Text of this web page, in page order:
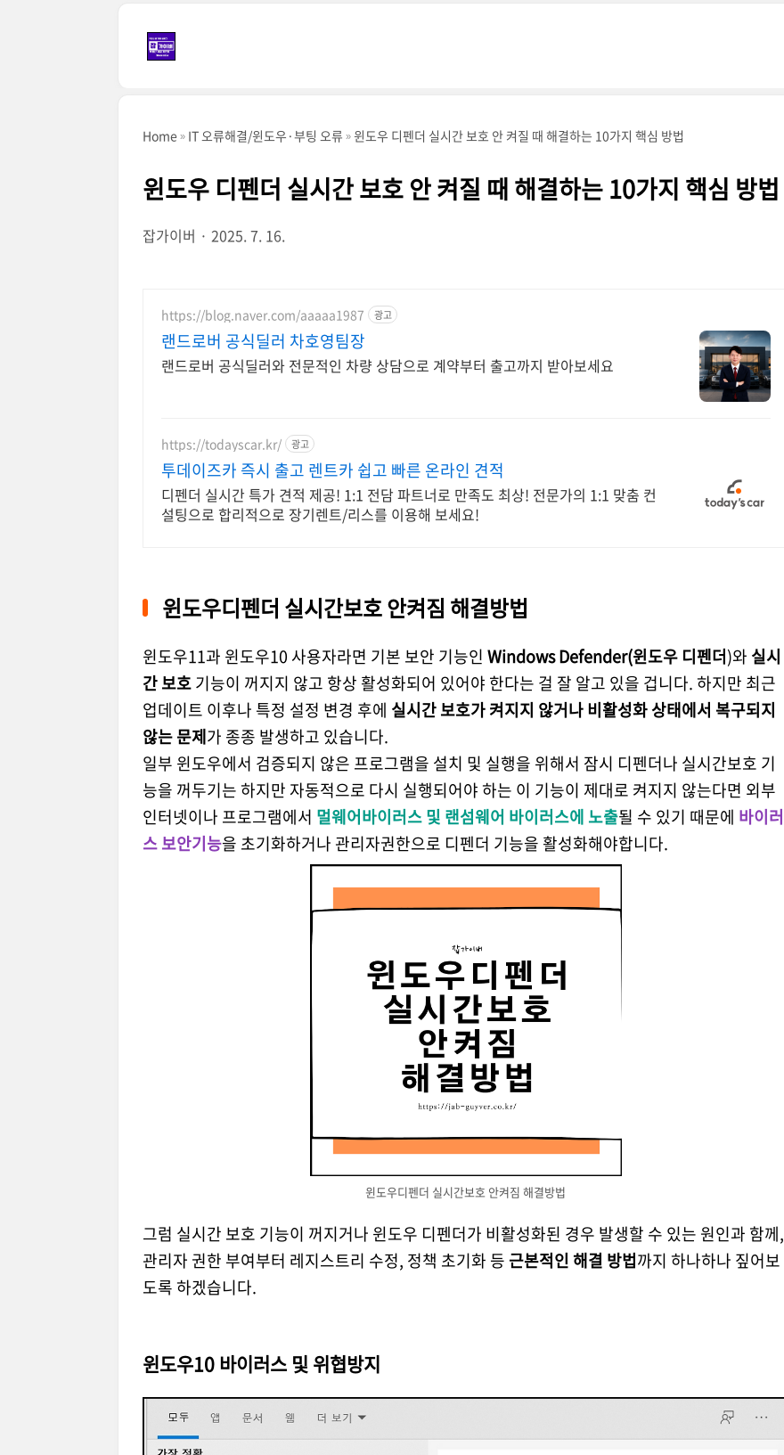
Home IT 오류해결/윈도우·부팅 오류 윈도우 디펜더 실시간 보호 안 켜질 때 해결하는 10가지 핵심 방법
윈도우 디펜더 실시간 보호 안 켜질 때 해결하는 10가지 핵심 방법
잡가이버 2025. 7. 16.
https://blog.naver.com/aaaaa1987 광고
랜드로버 공식딜러 차호영팀장
랜드로버 공식딜러와 전문적인 차량 상담으로 계약부터 출고까지 받아보세요
https://todayscar.kr/ 광고
투데이즈카 즉시 출고 렌트카 쉽고 빠른 온라인 견적
디펜더 실시간 특가 견적 제공! 1:1 전담 파트너로 만족도 최상! 전문가의 1:1 맞춤 컨
설팅으로 합리적으로 장기렌트/리스를 이용해 보세요!
윈도우디펜더 실시간보호 안켜짐 해결방법
윈도우11과 윈도우10 사용자라면 기본 보안 기능인 Windows Defender(윈도우 디펜더)와 실시
간 보호기능이 꺼지지 않고 항상 활성화되어 있어야 한다는 걸 잘 알고 있을 겁니다. 하지만 최근
업데이트 이후나 특정 설정 변경 후에 실시간 보호가 켜지지 않거나 비활성화 상태에서 복구되지
않는 문제가 종종 발생하고 있습니다.
일부 윈도우에서 검증되지 않은 프로그램을 설치 및 실행을 위해서 잠시 디펜더나 실시간보호 기
능을 꺼두기는 하지만 자동적으로 다시 실행되어야 하는 이 기능이 제대로 켜지지 않는다면 외부
인터넷이나 프로그램에서 멀웨어바이러스 및 랜섬웨어 바이러스에 노출될 수 있기 때문에 바이러
스 보안기능을 초기화하거나 관리자권한으로 디펜더 기능을 활성화해야합니다.
윈도우디펜더 실시간보호 안켜짐 해결방법
그럼 실시간 보호 기능이 꺼지거나 윈도우 디펜더가 비활성화된 경우 발생할 수 있는 원인과 함께,
관리자 권한 부여부터 레지스트리 수정, 정책 초기화 등 근본적인 해결 방법까지 하나하나 짚어보
도록 하겠습니다.
윈도우10 바이러스 및 위협방지